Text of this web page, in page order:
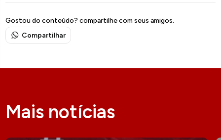
Gostou do conteúdo? compartilhe com seus amigos.
Compartilhar
Mais notícias